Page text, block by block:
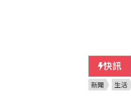
快訊
新聞 生活